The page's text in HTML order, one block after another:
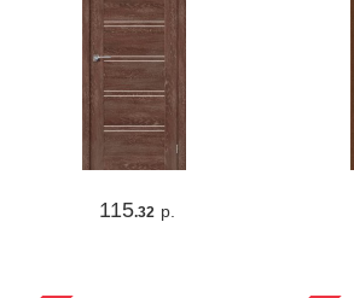
115.32 р.